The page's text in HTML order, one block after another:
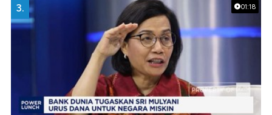
01:18
3.